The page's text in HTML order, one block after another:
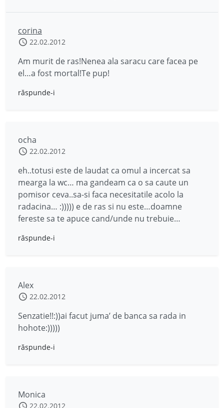
corina
22.02.2012
Am murit de ras!Nenea ala saracu care facea pe
el…a fost mortal!Te pup!
răspunde-i
ocha
22.02.2012
eh..totusi este de laudat ca omul a incercat sa
mearga la wc… ma gandeam ca o sa caute un
pomisor ceva..sa-si faca necesitatile acolo la
radacina… :))))) e de ras si nu este…doamne
fereste sa te apuce cand/unde nu trebuie…
răspunde-i
Alex
22.02.2012
Senzatie!!:))ai facut juma’ de banca sa rada in
hohote:)))))
răspunde-i
Monica
22.02.2012